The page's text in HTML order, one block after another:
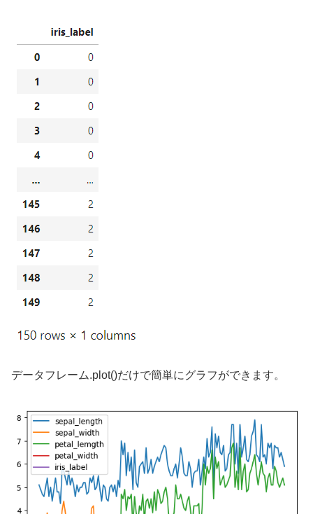
データフレーム.plot()だけで簡単にグラフができます。